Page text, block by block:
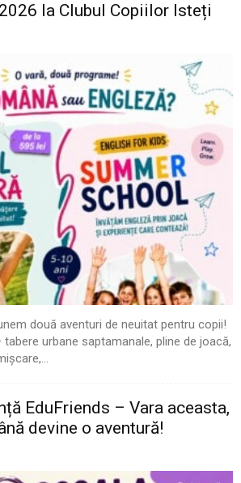
la Clubul Copiilor Isteți
două aventuri de neuitat pentru copii!
tabere urbane saptamanale, pline de joacă,
EduFriends – Vara aceasta,
devine o aventură!